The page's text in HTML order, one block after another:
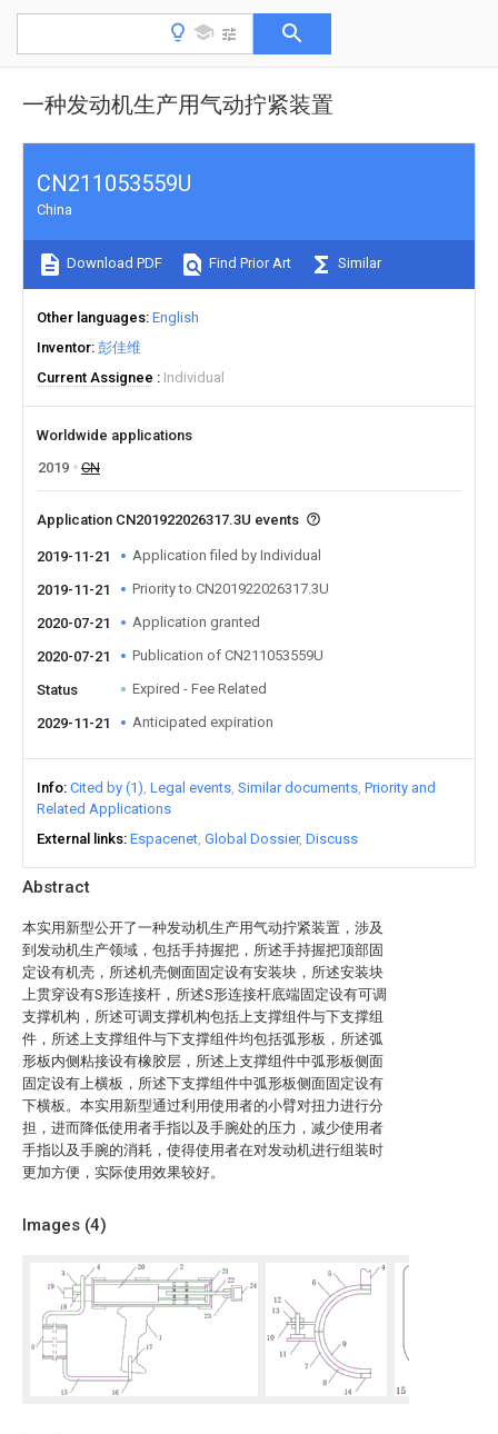
一种发动机生产用气动拧紧装置
Abstract
本实用新型公开了一种发动机生产用气动拧紧装置，涉及
到发动机生产领域，包括手持握把，所述手持握把顶部固
定设有机壳，所述机壳侧面固定设有安装块，所述安装块
上贯穿设有S形连接杆，所述S形连接杆底端固定设有可调
支撑机构，所述可调支撑机构包括上支撑组件与下支撑组
件，所述上支撑组件与下支撑组件均包括弧形板，所述弧
形板内侧粘接设有橡胶层，所述上支撑组件中弧形板侧面
固定设有上横板，所述下支撑组件中弧形板侧面固定设有
下横板。本实用新型通过利用使用者的小臂对扭力进行分
担，进而降低使用者手指以及手腕处的压力，减少使用者
手指以及手腕的消耗，使得使用者在对发动机进行组装时
更加方便，实际使用效果较好。
Images (4)
CN211053559U
China
Download PDF Find Prior Art Similar
Other languages English
Inventor 彭佳维
Current Assignee
Individual
Worldwide applications
2019
CN
Application CN201922026317.3U events
2019-11-21 Application filed by Individual
2019-11-21 Priority to CN201922026317.3U
2020-07-21 Application granted
2020-07-21 Publication of CN211053559U
Status Expired - Fee Related
2029-11-21 Anticipated expiration
Info Cited by (1) Legal events Similar documents Priority and
Related Applications
External links Espacenet Global Dossier Discuss